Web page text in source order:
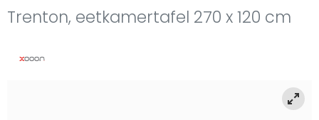
Trenton, eetkamertafel 270 x 120 cm